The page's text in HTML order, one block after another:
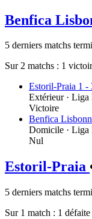
Benfica
5 derniers matchs
Sur 2 matchs : 1
Estoril-Praia 1 -
Extérieur · Liga
Victoire
Benfica
Domicile · Liga
Nul
Estoril-Praia
5 derniers matchs
Sur 1 match : 1 défaite